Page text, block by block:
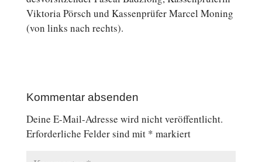
Vik­to­ria Pörsch und Kas­sen­prü­fer Marcel Moning
(von links nach rechts).
Kommentar absenden
Deine E-Mail-Adresse wird nicht veröffentlicht.
Erforderliche Felder sind mit * markiert